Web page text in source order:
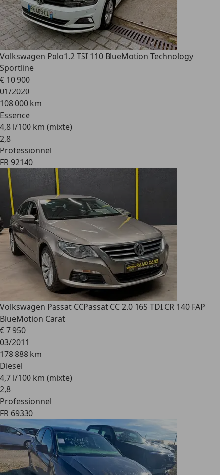
Volkswagen Polo1.2 TSI 110 BlueMotion Technology
Sportline
€ 10 900
01/2020
108 000 km
Essence
4,8 l/100 km (mixte)
2,8
Professionnel
FR 92140
Volkswagen Passat CCPassat CC 2.0 16S TDI CR 140 FAP
BlueMotion Carat
€ 7 950
03/2011
178 888 km
Diesel
4,7 l/100 km (mixte)
2,8
Professionnel
FR 69330